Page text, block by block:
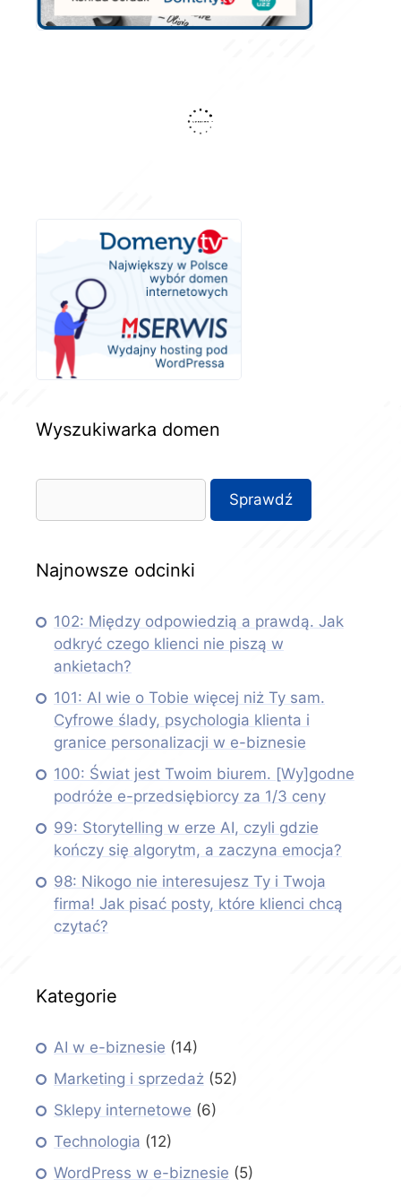
Wyszukiwarka domen
Najnowsze odcinki
102: Między odpowiedzią a prawdą. Jak
odkryć czego klienci nie piszą w
ankietach?
101: AI wie o Tobie więcej niż Ty sam.
Cyfrowe ślady, psychologia klienta i
granice personalizacji w e-biznesie
100: Świat jest Twoim biurem. [Wy]godne
podróże e-przedsiębiorcy za 1/3 ceny
99: Storytelling w erze AI, czyli gdzie
kończy się algorytm, a zaczyna emocja?
98: Nikogo nie interesujesz Ty i Twoja
firma! Jak pisać posty, które klienci chcą
czytać?
Kategorie
AI w e-biznesie (14)
Marketing i sprzedaż (52)
Sklepy internetowe (6)
Technologia (12)
WordPress w e-biznesie (5)